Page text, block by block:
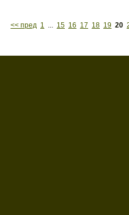
<< пред 1 ... 15 16 17 18 19 20